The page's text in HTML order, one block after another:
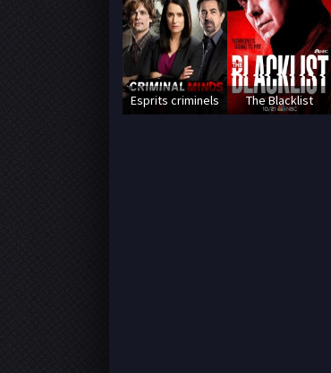
Esprits criminels The Blacklist